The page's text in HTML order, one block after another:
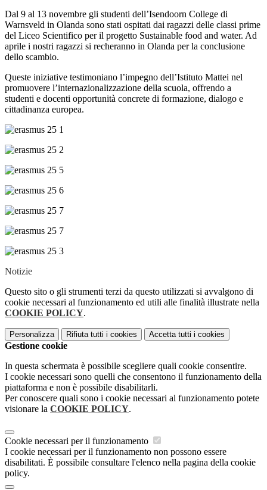
Dal 9 al 13 novembre gli studenti dell’Isendoorn College di
Warnsveld in Olanda sono stati ospitati dai ragazzi delle classi prime
del Liceo Scientifico per il progetto Sustainable food and water. Ad
aprile i nostri ragazzi si recheranno in Olanda per la conclusione
dello scambio.
Queste iniziative testimoniano l’impegno dell’Istituto Mattei nel
promuovere l’internazionalizzazione della scuola, offrendo a
studenti e docenti opportunità concrete di formazione, dialogo e
cittadinanza europea.
Notizie
Questo sito o gli strumenti terzi da questo utilizzati si avvalgono di
cookie necessari al funzionamento ed utili alle finalità illustrate nella
COOKIE POLICY.
Personalizza Rifiuta tutti i cookies Accetta tutti i cookies
Gestione cookie
In questa schermata è possibile scegliere quali cookie consentire.
I cookie necessari sono quelli che consentono il funzionamento della
piattaforma e non è possibile disabilitarli.
Per conoscere quali sono i cookie necessari al funzionamento potete
visionare la COOKIE POLICY.
Cookie necessari per il funzionamento
I cookie necessari per il funzionamento non possono essere
disabilitati. È possibile consultare l'elenco nella pagina della cookie
policy.